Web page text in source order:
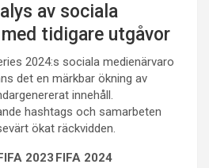
av sociala
tidigare utgåvor
2024:s sociala medienärvaro
det en märkbar ökning av
innehåll.
hashtags och samarbeten
ökat räckvidden.
FIFA 2023 FIFA 2024